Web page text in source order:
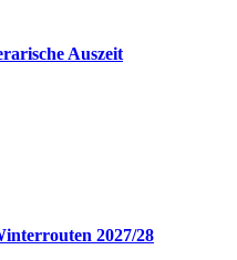
Auszeit
2027/28